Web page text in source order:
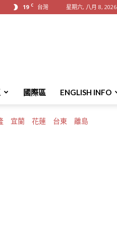
19 C 台灣 星期六, 八月 8, 2026
國際區 ENGLISH INFO
宜蘭 花蓮 台東 離島